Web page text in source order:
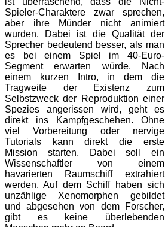
Spieler-Charaktere zwar sprechen,
aber ihre Münder nicht animiert
wurden. Dabei ist die Qualität der
Sprecher bedeutend besser, als man
es bei einem Spiel im 40-Euro-
Segment erwarten würde. Nach
einem kurzen Intro, in dem die
Tragweite der Existenz zum
Selbstzweck der Reproduktion einer
Spezies angerissen wird, geht es
direkt ins Kampfgeschehen. Ohne
viel Vorbereitung oder nervige
Tutorials kann direkt die erste
Mission starten. Dabei soll ein
Wissenschaftler von einem
havarierten Raumschiff extrahiert
werden. Auf dem Schiff haben sich
unzählige Xenomorphen gebildet
und abgesehen von dem Forscher,
gibt es keine überlebenden